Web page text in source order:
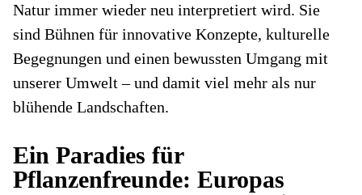
Natur immer wieder neu interpretiert wird. Sie
sind Bühnen für innovative Konzepte, kulturelle
Begegnungen und einen bewussten Umgang mit
unserer Umwelt – und damit viel mehr als nur
blühende Landschaften.
Ein Paradies für
Pflanzenfreunde: Europas